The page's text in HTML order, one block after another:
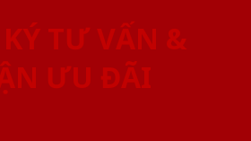
TƯ VẤN &
ƯU ĐÃI